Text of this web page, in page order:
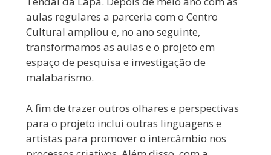
aulas regulares a parceria com o Centro
Cultural ampliou e, no ano seguinte,
transformamos as aulas e o projeto em
espaço de pesquisa e investigação de
malabarismo.
A fim de trazer outros olhares e perspectivas
para o projeto inclui outras linguagens e
artistas para promover o intercâmbio nos